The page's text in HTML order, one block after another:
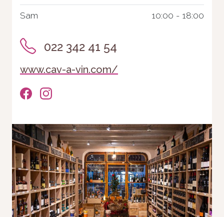
Sam 10:00 - 18:00
022 342 41 54
www.cav-a-vin.com/
Nécessaire
Ces cookies ne
sont pas
facultatifs. Ils
sont
nécessaires au
fonctionnement
du site Web.